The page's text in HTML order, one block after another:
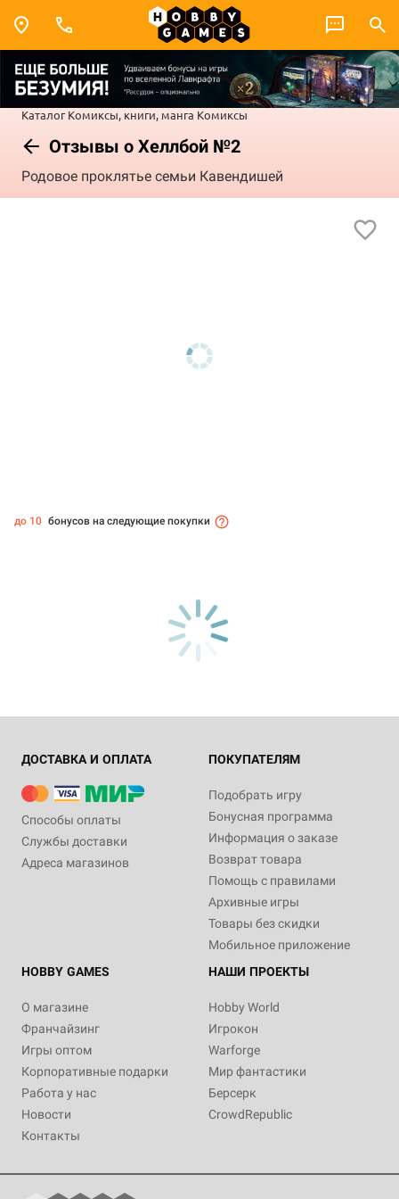
Каталог Комиксы, книги, манга Комиксы
Отзывы о Хеллбой №2
Родовое проклятье семьи Кавендишей
до 10 бонусов на следующие покупки
ДОСТАВКА И ОПЛАТА
Способы оплаты
Службы доставки
Адреса магазинов
ПОКУПАТЕЛЯМ
Подобрать игру
Бонусная программа
Информация о заказе
Возврат товара
Помощь с правилами
Архивные игры
Товары без скидки
Мобильное приложение
HOBBY GAMES
О магазине
Франчайзинг
Игры оптом
Корпоративные подарки
Работа у нас
Новости
Контакты
НАШИ ПРОЕКТЫ
Hobby World
Игрокон
Warforge
Мир фантастики
Берсерк
CrowdRepublic